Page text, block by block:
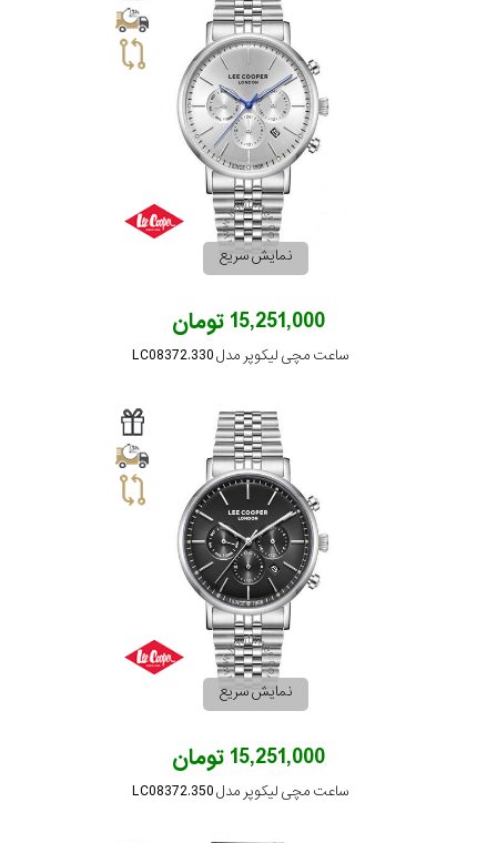
نمایش سریع
15,251,000 تومان
ساعت مچی لیکوپر مدل LC08372.330
نمایش سریع
15,251,000 تومان
ساعت مچی لیکوپر مدل LC08372.350